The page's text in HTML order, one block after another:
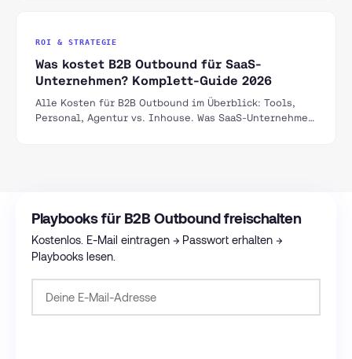
ROI & STRATEGIE
Was kostet B2B Outbound für SaaS-
Unternehmen? Komplett-Guide 2026
Alle Kosten für B2B Outbound im Überblick: Tools,
Personal, Agentur vs. Inhouse. Was SaaS-Unternehmen
Playbooks für B2B Outbound freischalten
Kostenlos. E-Mail eintragen → Passwort erhalten →
Playbooks lesen.